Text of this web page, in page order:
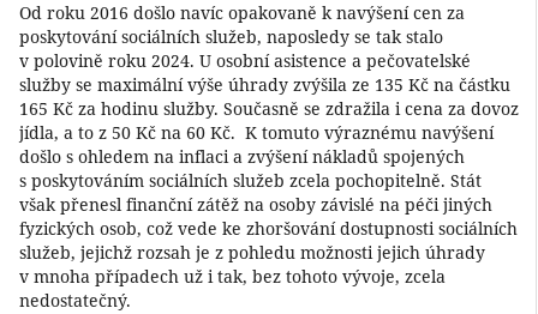
Od roku 2016 došlo navíc opakovaně k navýšení cen za
poskytování sociálních služeb, naposledy se tak stalo
v polovině roku 2024. U osobní asistence a pečovatelské
služby se maximální výše úhrady zvýšila ze 135 Kč na částku
165 Kč za hodinu služby. Současně se zdražila i cena za dovoz
jídla, a to z 50 Kč na 60 Kč. K tomuto výraznému navýšení
došlo s ohledem na inflaci a zvýšení nákladů spojených
s poskytováním sociálních služeb zcela pochopitelně. Stát
však přenesl finanční zátěž na osoby závislé na péči jiných
fyzických osob, což vede ke zhoršování dostupnosti sociálních
služeb, jejichž rozsah je z pohledu možnosti jejich úhrady
v mnoha případech už i tak, bez tohoto vývoje, zcela
nedostatečný.